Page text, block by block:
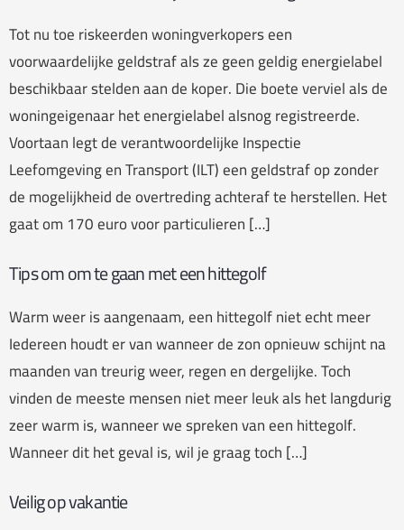
Tot nu toe riskeerden woningverkopers een
voorwaardelijke geldstraf als ze geen geldig energielabel
beschikbaar stelden aan de koper. Die boete verviel als de
woningeigenaar het energielabel alsnog registreerde.
Voortaan legt de verantwoordelijke Inspectie
Leefomgeving en Transport (ILT) een geldstraf op zonder
de mogelijkheid de overtreding achteraf te herstellen. Het
gaat om 170 euro voor particulieren […]
Tips om om te gaan met een hittegolf
Warm weer is aangenaam, een hittegolf niet echt meer
Iedereen houdt er van wanneer de zon opnieuw schijnt na
maanden van treurig weer, regen en dergelijke. Toch
vinden de meeste mensen niet meer leuk als het langdurig
zeer warm is, wanneer we spreken van een hittegolf.
Wanneer dit het geval is, wil je graag toch […]
Veilig op vakantie